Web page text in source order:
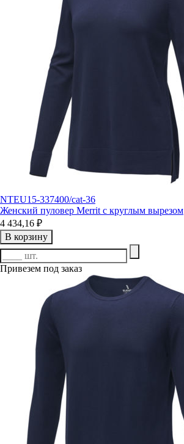
NTEU15-337400/cat-36
Женский пуловер Merrit с круглым вырезом
4 434,16 ₽
В корзину
Привезем под заказ